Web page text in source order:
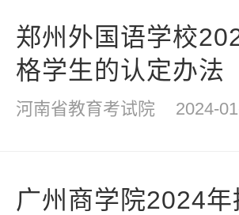
郑州外国语学校
格学生的认定办法
河南省教育考试院 2024-
广州商学院2024